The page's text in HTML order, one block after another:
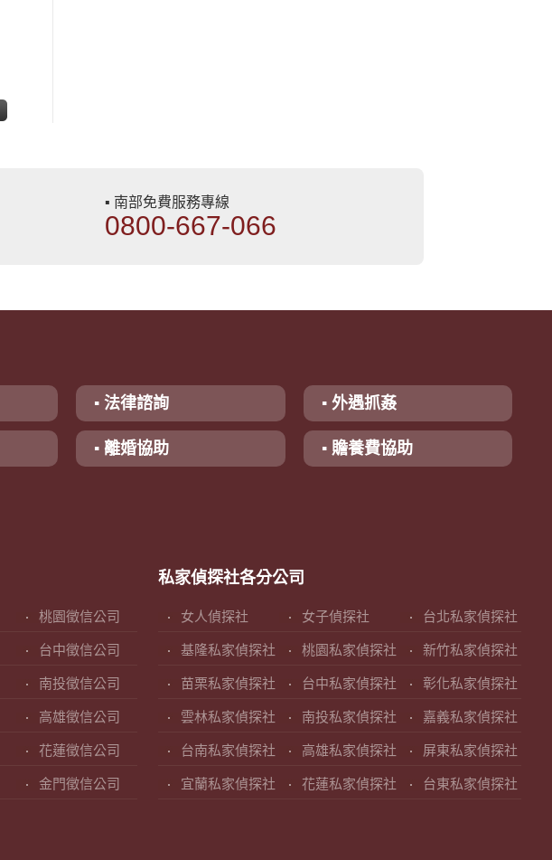
▪ 南部免費服務專線
0800-667-066
▪ 法律諮詢 ▪ 外遇抓姦
▪ 離婚協助 ▪ 贍養費協助
桃園徵信公司
台中徵信公司
南投徵信公司
高雄徵信公司
花蓮徵信公司
金門徵信公司
私家偵探社各分公司
女人偵探社 女子偵探社 台北私家偵探社
基隆私家偵探社 桃園私家偵探社 新竹私家偵探社
苗栗私家偵探社 台中私家偵探社 彰化私家偵探社
雲林私家偵探社 南投私家偵探社 嘉義私家偵探社
台南私家偵探社 高雄私家偵探社 屏東私家偵探社
宜蘭私家偵探社 花蓮私家偵探社 台東私家偵探社